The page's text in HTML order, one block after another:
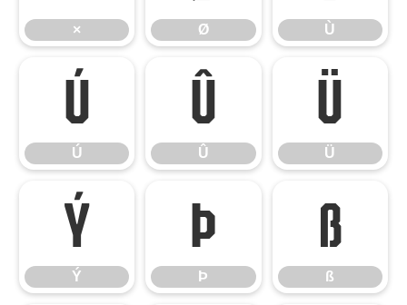
× Ø Ù
Ú
Ú
Û
Û
Ü
Ü
Ý
Ý
Þ
Þ
ß
ß